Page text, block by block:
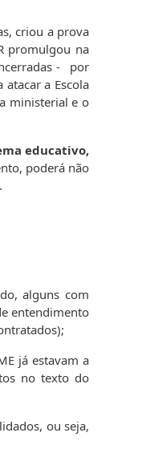
criou a prova
promulgou na
- por
atacar a Escola
ministerial e o
educativo,
poderá não
alguns com
entendimento
já estavam a
no texto do
ou seja,